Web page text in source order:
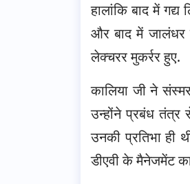
हालांकि बाद में
और बाद में जालंधर
लेक्चरर मुकर्रर हुए.
कालिया जी ने
उन्होंने प्रबंध तंत्र
उनकी प्रतिभा ही
डीएवी के मैनेजमेंट